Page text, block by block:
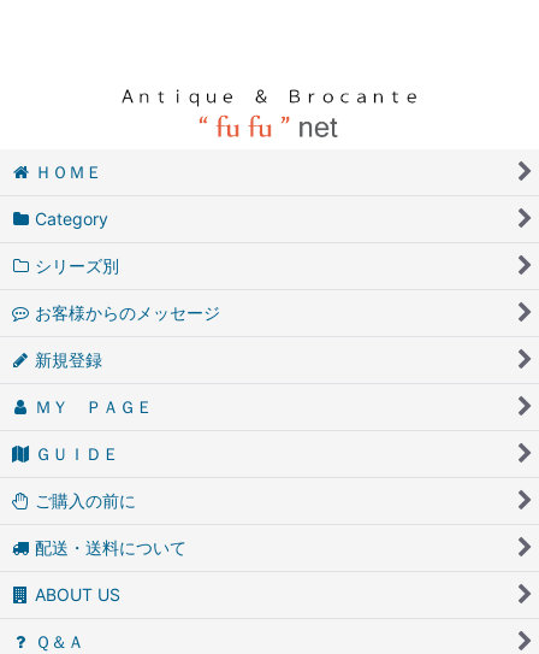
ＨＯＭＥ
Category
シリーズ別
お客様からのメッセージ
新規登録
ＭＹ ＰＡＧＥ
ＧＵＩＤＥ
ご購入の前に
配送・送料について
ABOUT US
Ｑ＆Ａ